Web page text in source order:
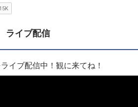
ライブ配信
イブ配信中！観に来てね！